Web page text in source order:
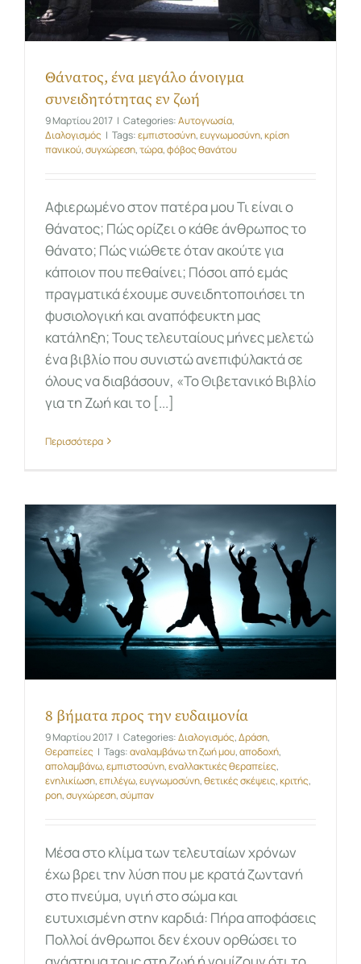
Θάνατος, ένα μεγάλο άνοιγμα
συνειδητότητας εν ζωή
9 Μαρτίου 2017 | Categories:Αυτογνωσία,
Διαλογισμός | Tags:εμπιστοσύνη,ευγνωμοσύνη,κρίση
πανικού,συγχώρεση,τώρα,φόβος θανάτου
Αφιερωμένο στον πατέρα μου Τι είναι ο
θάνατος; Πώς ορίζει ο κάθε άνθρωπος το
θάνατο; Πώς νιώθετε όταν ακούτε για
κάποιον που πεθαίνει; Πόσοι από εμάς
πραγματικά έχουμε συνειδητοποιήσει τη
φυσιολογική και αναπόφευκτη μας
κατάληξη; Τους τελευταίους μήνες μελετώ
ένα βιβλίο που συνιστώ ανεπιφύλακτά σε
όλους να διαβάσουν, «Το Θιβετανικό Βιβλίο
για τη Ζωή και το [...]
Περισσότερα
8 βήματα προς την ευδαιμονία
9 Μαρτίου 2017 | Categories:Διαλογισμός,Δράση,
Θεραπείες | Tags:αναλαμβάνω τη ζωή μου,αποδοχή,
απολαμβάνω,εμπιστοσύνη,εναλλακτικές θεραπείες,
ενηλικίωση,επιλέγω,ευγνωμοσύνη,θετικές σκέψεις,κριτής,
ροη,συγχώρεση,σύμπαν
Μέσα στο κλίμα των τελευταίων χρόνων
έχω βρει την λύση που με κρατά ζωντανή
στο πνεύμα, υγιή στο σώμα και
ευτυχισμένη στην καρδιά: Πήρα αποφάσεις
Πολλοί άνθρωποι δεν έχουν ορθώσει το